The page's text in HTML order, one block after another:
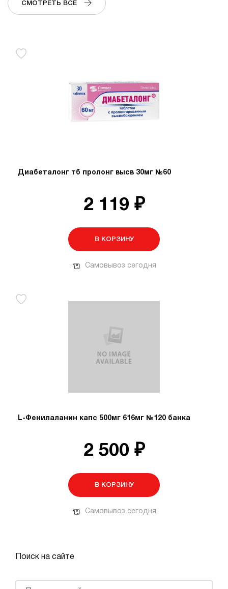
СМОТРЕТЬ ВСЕ
Диабеталонг тб пролонг высв 30мг №60
2 119 ₽
В КОРЗИНУ
Самовывоз сегодня
L-Фенилаланин капс 500мг 616мг №120 банка
2 500 ₽
В КОРЗИНУ
Самовывоз сегодня
Поиск на сайте